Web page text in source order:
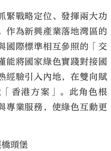
緊戰略定位、發揮兩大功
作為新興產業落地灣區的
國際標準相互參照的「交
能將國家綠色實踐對接國
經驗引入內地，在雙向賦
香港方案」。此角色根
專業服務，使綠色互動更
頭堡